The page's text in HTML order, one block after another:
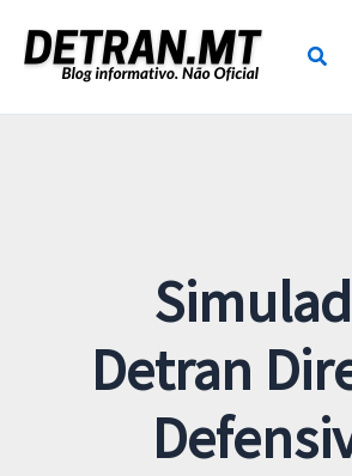
para
conteúdo
Detran